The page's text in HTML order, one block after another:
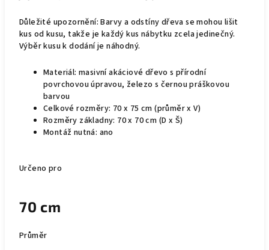
Důležité upozornění: Barvy a odstíny dřeva se mohou lišit
kus od kusu, takže je každý kus nábytku zcela jedinečný.
Výběr kusu k dodání je náhodný.
Materiál: masivní akáciové dřevo s přírodní
povrchovou úpravou, železo s černou práškovou
barvou
Celkové rozměry: 70 x 75 cm (průměr x V)
Rozměry základny: 70 x 70 cm (D x Š)
Montáž nutná: ano
Určeno pro
70 cm
Průměr